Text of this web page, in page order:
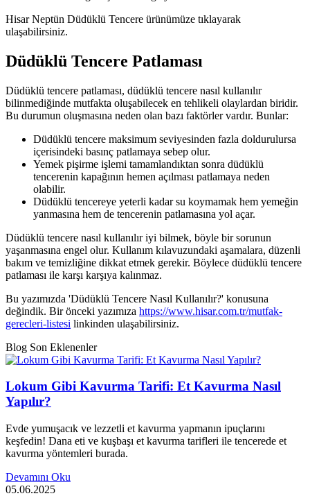
Hisar Neptün Düdüklü Tencere ürünümüze tıklayarak
ulaşabilirsiniz.
Düdüklü Tencere Patlaması
Düdüklü tencere patlaması, düdüklü tencere nasıl kullanılır
bilinmediğinde mutfakta oluşabilecek en tehlikeli olaylardan biridir.
Bu durumun oluşmasına neden olan bazı faktörler vardır. Bunlar:
Düdüklü tencere maksimum seviyesinden fazla doldurulursa
içerisindeki basınç patlamaya sebep olur.
Yemek pişirme işlemi tamamlandıktan sonra düdüklü
tencerenin kapağının hemen açılması patlamaya neden
olabilir.
Düdüklü tencereye yeterli kadar su koymamak hem yemeğin
yanmasına hem de tencerenin patlamasına yol açar.
Düdüklü tencere nasıl kullanılır iyi bilmek, böyle bir sorunun
yaşanmasına engel olur. Kullanım kılavuzundaki aşamalara, düzenli
bakım ve temizliğine dikkat etmek gerekir. Böylece düdüklü tencere
patlaması ile karşı karşıya kalınmaz.
Bu yazımızda 'Düdüklü Tencere Nasıl Kullanılır?' konusuna
değindik. Bir önceki yazımıza https://www.hisar.com.tr/mutfak-
gerecleri-listesi linkinden ulaşabilirsiniz.
Blog Son Eklenenler
Lokum Gibi Kavurma Tarifi: Et Kavurma Nasıl
Yapılır?
Evde yumuşacık ve lezzetli et kavurma yapmanın ipuçlarını
keşfedin! Dana eti ve kuşbaşı et kavurma tarifleri ile tencerede et
kavurma yöntemleri burada.
Devamını Oku
05.06.2025